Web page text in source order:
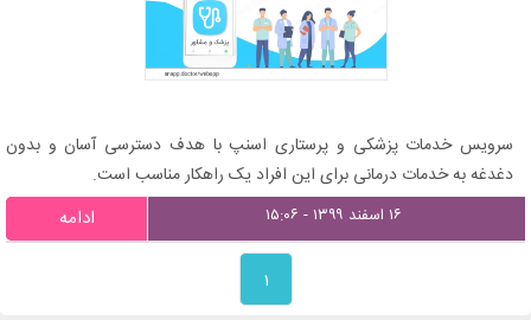
سرویس خدمات پزشکی و پرستاری اسنپ با هدف دسترسی آسان و بدون
دغدغه به خدمات درمانی برای این افراد یک راهکار مناسب است.
۱۶ اسفند ۱۳۹۹ - ۱۵:۰۶ ادامه
۱